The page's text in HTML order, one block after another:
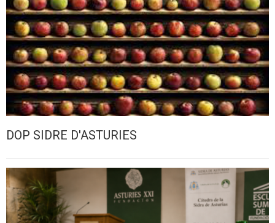
DOP SIDRE D'ASTURIES